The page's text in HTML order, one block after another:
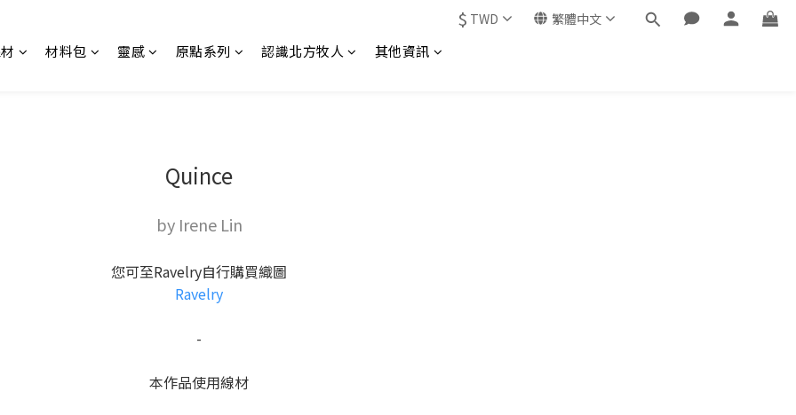
$ TWD 繁體中文
材料包 靈感 原點系列 認識北方牧人 其他資訊
Quince
by Irene Lin
您可至Ravelry自行購買織圖
Ravelry
-
本作品使用線材